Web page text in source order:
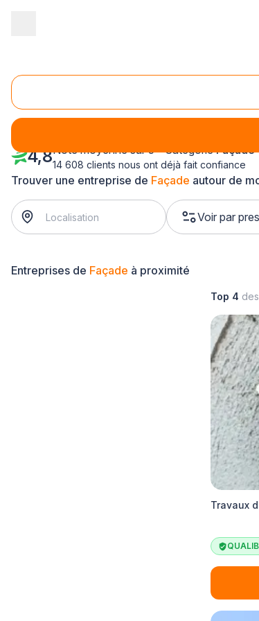
Façade Saint-Brice-sous-Forêt (95350)
Trouver une entreprise de Façade autour de
Voir par
4,8Note moyenne sur 5 - CatégorieFaçade
14 608 clients nous ont déjà fait confiance
Entreprises de Façade à proximité
Top 4
Travaux